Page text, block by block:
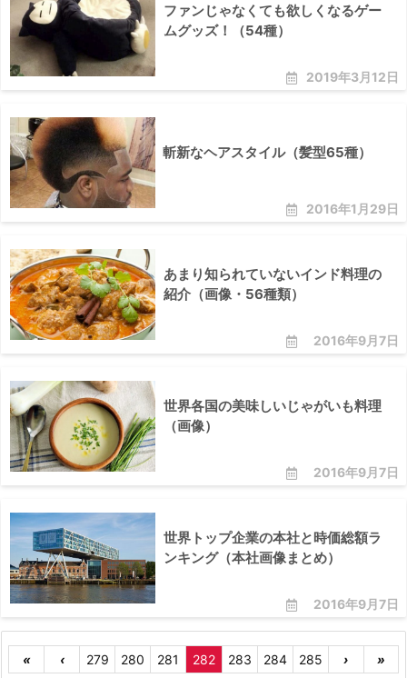
2019年3月12日
ファンじゃなくても欲しくなるゲー
ムグッズ！（54種）
2016年1月29日
斬新なヘアスタイル（髪型65種）
2016年9月7日
あまり知られていないインド料理の
紹介（画像・56種類）
2016年9月7日
世界各国の美味しいじゃがいも料理
（画像）
2016年9月7日
世界トップ企業の本社と時価総額ラ
ンキング（本社画像まとめ）
« ‹ 279 280 281 282 283 284 285 › »